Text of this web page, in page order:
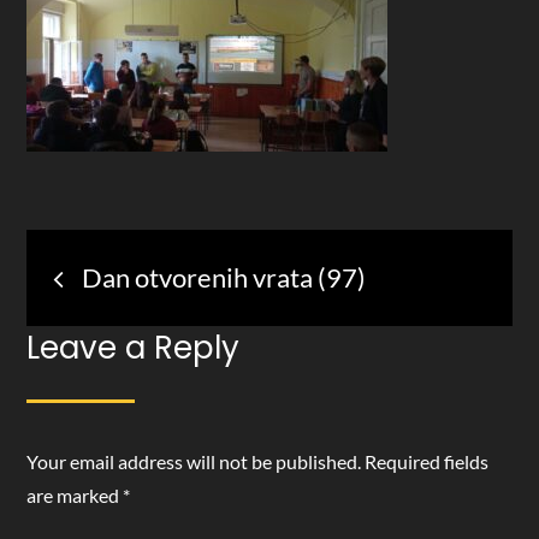
Post
navigation
Dan otvorenih vrata (97)
Leave a Reply
Your email address will not be published. Required fields
are marked *